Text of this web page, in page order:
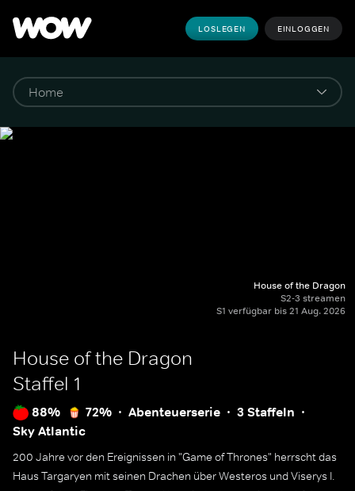
LOSLEGEN EINLOGGEN
House of the Dragon
S2-3 streamen
S1 verfügbar bis 21 Aug. 2026
House of the Dragon
Staffel 1
88% 72% Abenteuerserie
3 Staffeln
Sky Atlantic
200 Jahre vor den Ereignissen in "Game of Thrones" herrscht das
Haus Targaryen mit seinen Drachen über Westeros und Viserys I.